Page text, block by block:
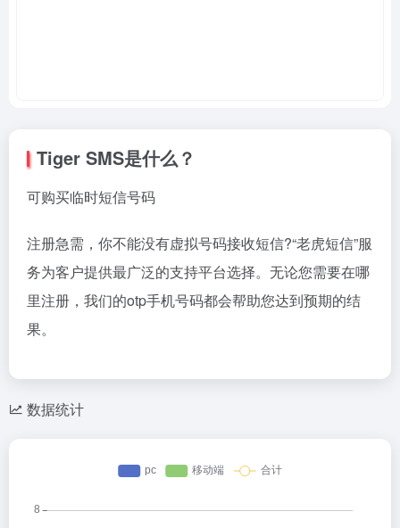
Tiger SMS是什么？
可购买临时短信号码
注册急需，你不能没有虚拟号码接收短信?“老虎短信”服
务为客户提供最广泛的支持平台选择。 无论您需要在哪
里注册，我们的otp手机号码都会帮助您达到预期的结
果。
数据统计